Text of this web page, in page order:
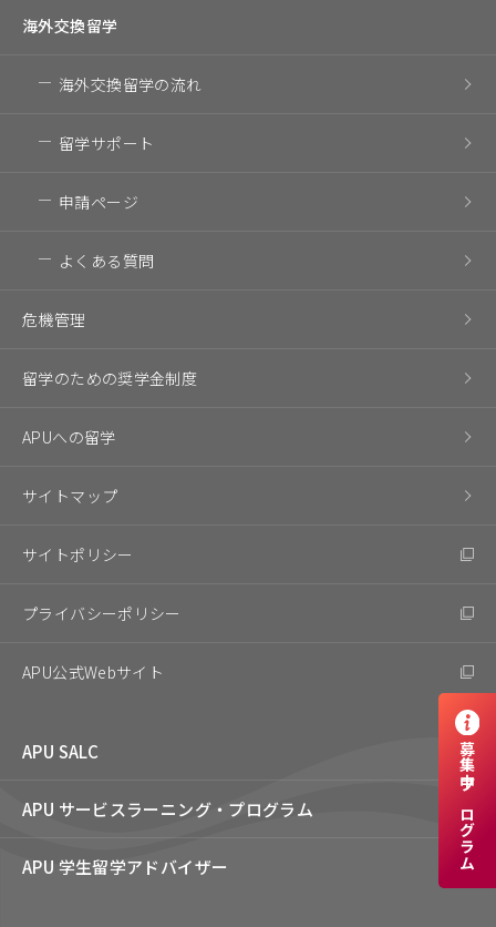
海外交換留学
海外交換留学の流れ
留学サポート
申請ページ
よくある質問
危機管理
留学のための奨学金制度
APUへの留学
サイトマップ
サイトポリシー
プライバシーポリシー
APU公式Webサイト
APU SALC
APU サービスラーニング・ プログラム
APU 学生留学アドバイザー 募集中プログラム